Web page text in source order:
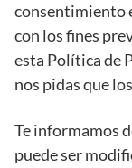
consentimiento
con los fines
esta Política de
nos pidas que
Te informamos
puede ser